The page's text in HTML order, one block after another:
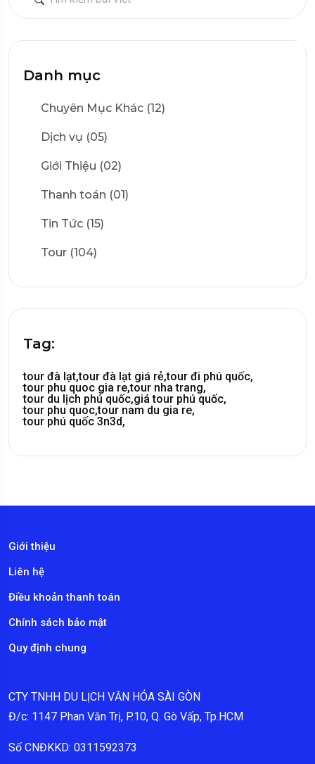
Danh mục
Chuyên Mục Khác (12)
Dịch vụ (05)
Giới Thiệu (02)
Thanh toán (01)
Tin Tức (15)
Tour (104)
Tag:
tour đà lạt,tour đà lạt giá rẻ,tour đi phú quốc,
tour phu quoc gia re,tour nha trang,
tour du lịch phú quốc,giá tour phú quốc,
tour phu quoc,tour nam du gia re,
tour phú quốc 3n3d,
Giới thiệu
Liên hệ
Điều khoản thanh toán
Chính sách bảo mật
Quy định chung
CTY TNHH DU LỊCH VĂN HÓA SÀI GÒN
Đ/c: 1147 Phan Văn Trị, P.10, Q. Gò Vấp, Tp.HCM
Số CNĐKKD: 0311592373